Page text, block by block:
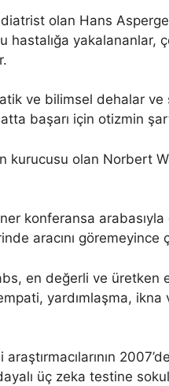
olan Hans
hastalığa
ve bilimsel dehalar
başarı için otizmin
kurucusu olan Norbert
konferansa
aracını göremeyince
en değerli ve
yardımlaşma,
üç zeka testine